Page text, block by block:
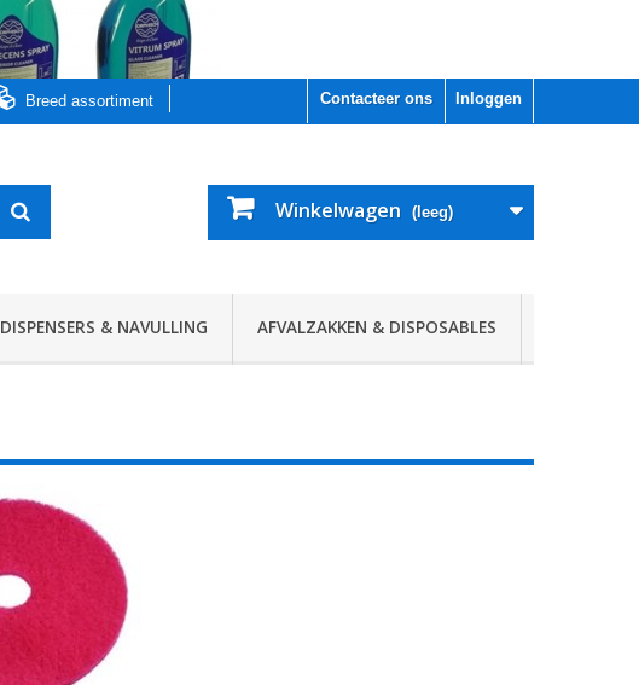
Inloggen
Contacteer ons
Breed assortiment
Winkelwagen (leeg)
DISPENSERS & NAVULLING AFVALZAKKEN & DISPOSABLES